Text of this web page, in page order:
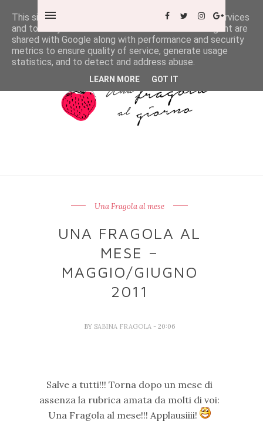
Una Fragola al mese
UNA FRAGOLA AL
MESE –
MAGGIO/GIUGNO
2011
BY SABINA FRAGOLA - 20:06
Salve a tutti!!! Torna dopo un mese di
assenza la rubrica amata da molti di voi:
Una Fragola al mese!!! Applausiiii!
This site uses cookies from Google to deliver its services
and to analyze traffic. Your IP address and user-agent are
shared with Google along with performance and security
metrics to ensure quality of service, generate usage
statistics, and to detect and address abuse.
LEARN MORE GOT IT